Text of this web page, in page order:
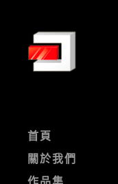
首頁
關於我們